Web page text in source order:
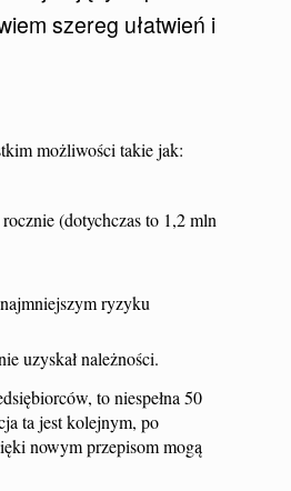
szereg ułatwień i
możliwości takie jak:
(dotychczas to 1,2 mln
ryzyku
uzyskał należności.
to niespełna 50
ta jest kolejnym, po
nowym przepisom mogą